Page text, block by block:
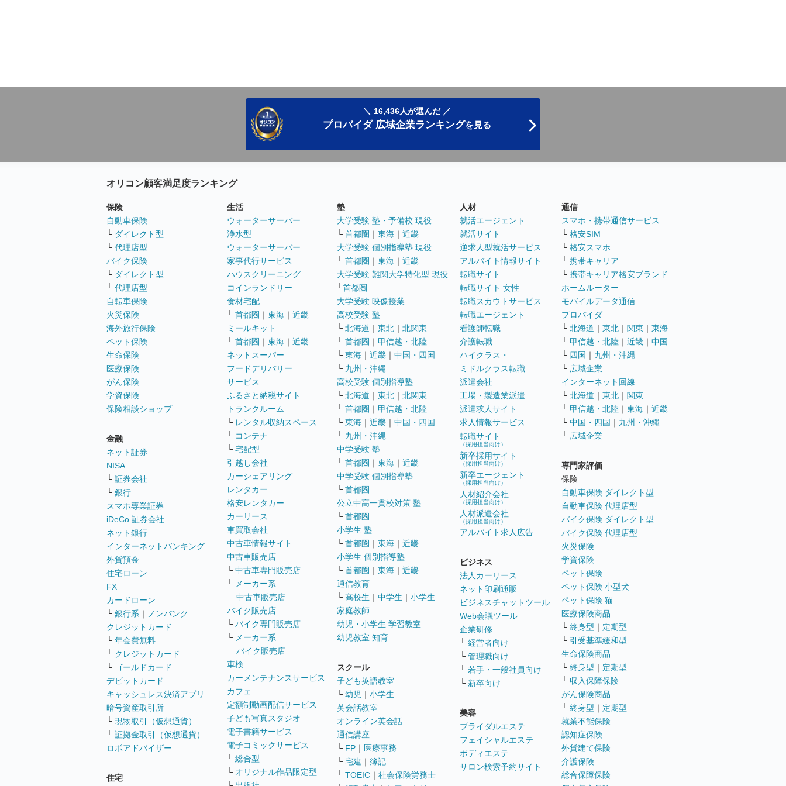
＼ 16,436人が選んだ ／
プロバイダ 広域企業ランキングを見る
オリコン顧客満足度ランキング
保険
自動車保険
└ ダイレクト型
└ 代理店型
バイク保険
└ ダイレクト型
└ 代理店型
自転車保険
火災保険
海外旅行保険
ペット保険
生命保険
医療保険
がん保険
学資保険
保険相談ショップ
金融
ネット証券
NISA
└ 証券会社
└ 銀行
スマホ専業証券
iDeCo 証券会社
ネット銀行
インターネットバンキング
外貨預金
住宅ローン
FX
カードローン
└ 銀行系 ｜
ノンバンク
クレジットカード
└ 年会費無料
└ クレジットカード
└ ゴールドカード
デビットカード
キャッシュレス決済アプリ
暗号資産取引所
└ 現物取引（仮想通貨）
└ 証拠金取引（仮想通貨）
ロボアドバイザー
住宅
生活
ウォーターサーバー
浄水型
ウォーターサーバー
家事代行サービス
ハウスクリーニング
コインランドリー
食材宅配
└ 首都圏 ｜ 東海 ｜ 近畿
ミールキット
└ 首都圏 ｜ 東海 ｜ 近畿
ネットスーパー
フードデリバリー
サービス
ふるさと納税サイト
トランクルーム
└ レンタル収納スペース
└ コンテナ
└ 宅配型
引越し会社
カーシェアリング
レンタカー
格安レンタカー
カーリース
車買取会社
中古車情報サイト
中古車販売店
└ 中古車専門販売店
└ メーカー系
中古車販売店
バイク販売店
└ バイク専門販売店
└ メーカー系
バイク販売店
車検
カーメンテナンスサービス
カフェ
定額制動画配信サービス
子ども写真スタジオ
電子書籍サービス
電子コミックサービス
└ 総合型
└ オリジナル作品限定型
塾
大学受験 塾・予備校 現役
└ 首都圏 ｜ 東海 ｜ 近畿
大学受験 個別指導塾 現役
└ 首都圏 ｜ 東海 ｜ 近畿
大学受験 難関大学特化型 現役
└首都圏
大学受験 映像授業
高校受験 塾
└ 北海道 ｜ 東北 ｜ 北関東
└ 首都圏 ｜ 甲信越・北陸
└ 東海 ｜ 近畿 ｜ 中国・四国
└ 九州・沖縄
高校受験 個別指導塾
└ 北海道 ｜ 東北 ｜ 北関東
└ 首都圏 ｜ 甲信越・北陸
└ 東海 ｜ 近畿 ｜ 中国・四国
└ 九州・沖縄
中学受験 塾
└ 首都圏 ｜ 東海 ｜ 近畿
中学受験 個別指導塾
└ 首都圏
公立中高一貫校対策 塾
└ 首都圏
小学生 塾
└ 首都圏 ｜ 東海 ｜ 近畿
小学生 個別指導塾
└ 首都圏 ｜ 東海 ｜ 近畿
通信教育
└ 高校生 ｜ 中学生 ｜ 小学生
家庭教師
幼児・小学生 学習教室
幼児教室 知育
スクール
子ども英語教室
└ 幼児 ｜ 小学生
英会話教室
オンライン英会話
通信講座
└ FP ｜ 医療事務
└ 宅建 ｜ 簿記
└ TOEIC ｜ 社会保険労務士
人材
就活エージェント
就活サイト
逆求人型就活サービス
アルバイト情報サイト
転職サイト
転職サイト 女性
転職スカウトサービス
転職エージェント
看護師転職
介護転職
ハイクラス・
ミドルクラス転職
派遣会社
工場・製造業派遣
派遣求人サイト
求人情報サービス
転職サイト
（採用担当向け）
新卒採用サイト
（採用担当向け）
新卒エージェント
（採用担当向け）
人材紹介会社
（採用担当向け）
人材派遣会社
（採用担当向け）
アルバイト求人広告
ビジネス
法人カーリース
ネット印刷通販
ビジネスチャットツール
Web会議ツール
企業研修
└ 経営者向け
└ 管理職向け
└ 若手・一般社員向け
└ 新卒向け
美容
ブライダルエステ
フェイシャルエステ
ボディエステ
サロン検索予約サイト
通信
スマホ・携帯通信サービス
└ 格安SIM
└ 格安スマホ
└ 携帯キャリア
└ 携帯キャリア格安ブランド
ホームルーター
モバイルデータ通信
プロバイダ
└ 北海道 ｜ 東北 ｜ 関東 ｜ 東海
└ 甲信越・北陸 ｜ 近畿 ｜ 中国
└ 四国 ｜ 九州・沖縄
└ 広域企業
インターネット回線
└ 北海道 ｜ 東北 ｜ 関東
└ 甲信越・北陸 ｜ 東海 ｜ 近畿
└ 中国・四国 ｜ 九州・沖縄
└ 広域企業
専門家評価
保険
自動車保険 ダイレクト型
自動車保険 代理店型
バイク保険 ダイレクト型
バイク保険 代理店型
火災保険
学資保険
ペット保険
ペット保険 小型犬
ペット保険 猫
医療保険商品
└ 終身型 ｜ 定期型
└ 引受基準緩和型
生命保険商品
└ 終身型 ｜ 定期型
└ 収入保障保険
がん保険商品
└ 終身型 ｜ 定期型
就業不能保険
認知症保険
外貨建て保険
介護保険
総合保障保険